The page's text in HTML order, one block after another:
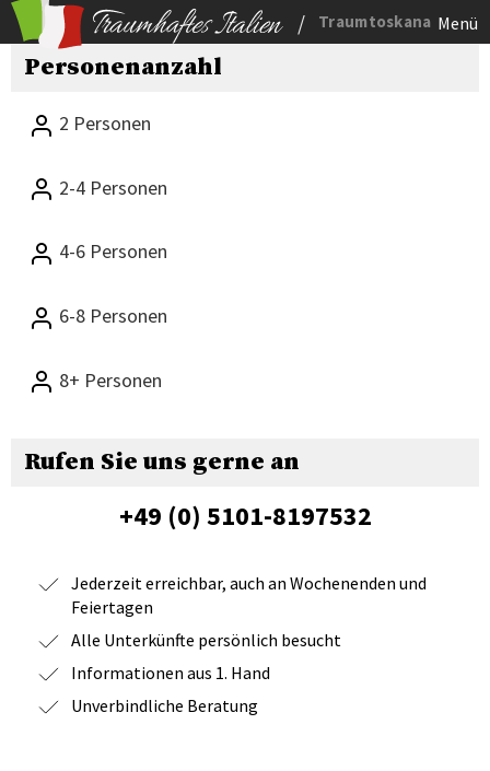
/ Traumtoskana Menü
Personenanzahl
2 Personen
2-4 Personen
4-6 Personen
6-8 Personen
8+ Personen
Rufen Sie uns gerne an
+49 (0) 5101-8197532
Jederzeit erreichbar, auch an Wochenenden und
Feiertagen
Alle Unterkünfte persönlich besucht
Informationen aus 1. Hand
Unverbindliche Beratung